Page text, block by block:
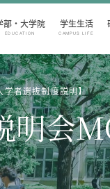
部・大学院
EDUCATION
学生生活
CAMPUS LIFE
学者選抜制度説明】
明会